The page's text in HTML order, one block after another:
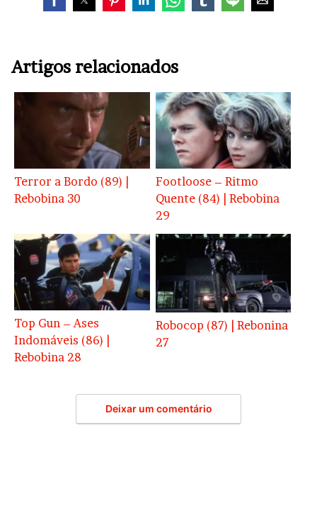
Artigos relacionados
Terror a Bordo (89) |
Rebobina 30
Footloose – Ritmo
Quente (84) | Rebobina
29
Top Gun – Ases
Indomáveis (86) |
Rebobina 28
Robocop (87) | Rebonina
27
Deixar um comentário